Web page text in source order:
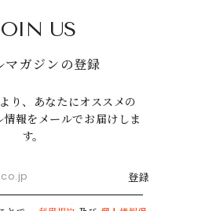
US
マガジンの登録
り、あなたにオススメの
情報をメールでお届けしま
す。
登録